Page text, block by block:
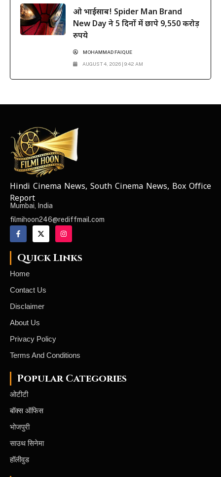
ओ भाईसाब! Spider Man Brand
New Day ने 5 दिनों में छापे 9,550 करोड़
रुपये
MOHAMMAD FAIQUE
AUGUST 4, 2026 | 9:42 AM
NEWS ELEMENTOR
Hindi Cinema News, South Cinema News, Box Office
Report
Mumbai, India
filmihoon246@rediffmail.com
Quick Links
Home
Contact Us
Disclaimer
About Us
Privacy Policy
Terms And Conditions
Popular Categories
ओटीटी
बॉक्स ऑफिस
भोजपुरी
साउथ सिनेमा
हॉलीवुड